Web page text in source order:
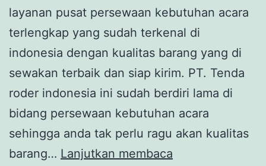
layanan pusat persewaan kebutuhan acara
terlengkap yang sudah terkenal di
indonesia dengan kualitas barang yang di
sewakan terbaik dan siap kirim. PT. Tenda
roder indonesia ini sudah berdiri lama di
bidang persewaan kebutuhan acara
sehingga anda tak perlu ragu akan kualitas
barang… Lanjutkan membaca